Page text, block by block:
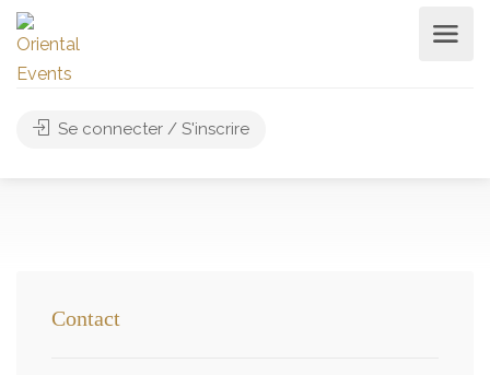
Se connecter / S'inscrire
Contact